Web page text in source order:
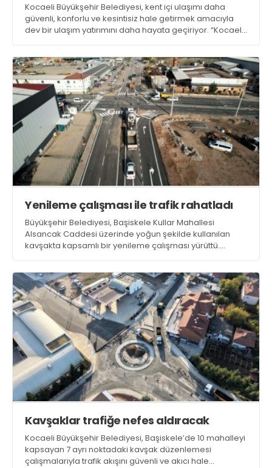
Kocaeli Büyükşehir Belediyesi, kent içi ulaşımı daha
güvenli, konforlu ve kesintisiz hale getirmek amacıyla
dev bir ulaşım yatırımını daha hayata geçiriyor. “Kocaeli
altyapı imalatları Kocaeli’ye kazandırılıyor
Yenileme çalışması ile trafik rahatladı
Büyükşehir Belediyesi, Başiskele Kullar Mahallesi
Alsancak Caddesi üzerinde yoğun şekilde kullanılan
kavşakta kapsamlı bir yenileme çalışması yürüttü.
Kavşaklar trafiğe nefes aldıracak
Kocaeli Büyükşehir Belediyesi, Başiskele’de 10 mahalleyi
kapsayan 7 ayrı noktadaki kavşak düzenlemesi
çalışmalarıyla trafik akışını güvenli ve akıcı hale